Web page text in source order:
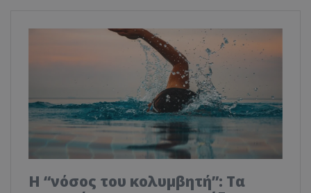
Η “νόσος του κολυμβητή”: Τα